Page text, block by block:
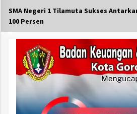
SMA Negeri 1 Tilamuta Sukses
100 Persen